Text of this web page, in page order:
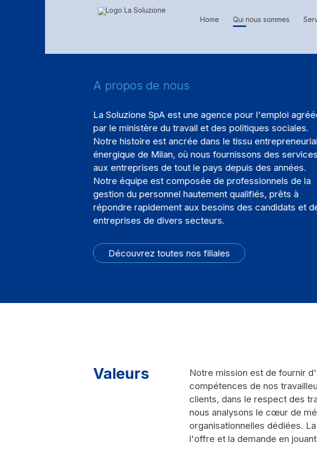
Home Qui nous sommes
A propos de nous
La Soluzione SpA est une agence pour l'emploi
par le ministère du travail et des politiques sociales.
Notre histoire est ancrée dans le tissu
énergique de Milan, où nous fournissons des
aux entreprises de tout le pays depuis des années.
Notre équipe est composée de professionnels de la
gestion du personnel hautement qualifiés, prêts à
répondre rapidement aux besoins des candidats et
entreprises de divers secteurs.
Découvrez toutes nos filiales
Valeurs
Notre mission est de fournir
compétences de nos
clients, dans le respect des
nous analysons le cœur de
organisationnelles dédiées.
l'offre et la demande en